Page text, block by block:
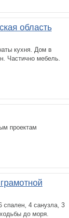
область
кухня. Дом в
Частично мебель.
проектам
4 санузла, 3
до моря.